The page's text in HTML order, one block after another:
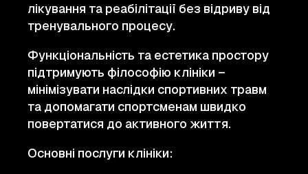
лікування та реабілітації без відриву від
тренувального процесу.
Функціональність та естетика простору
підтримують філософію клініки –
мінімізувати наслідки спортивних травм
та допомагати спортсменам швидко
повертатися до активного життя.
Основні послуги клініки: